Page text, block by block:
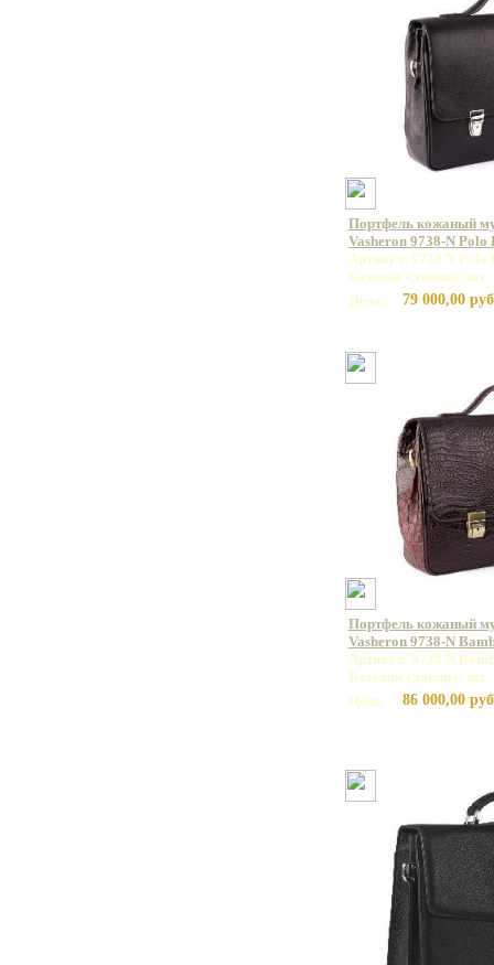
Портфель кожаный
Vasheron 9738-N
Артикул: 9738 N Polo
Базовая единица: шт
Цена:
79 000,00
Портфель кожаный
Vasheron 9738-N
Артикул: 9738 N
Базовая единица: шт
Цена:
86 000,00